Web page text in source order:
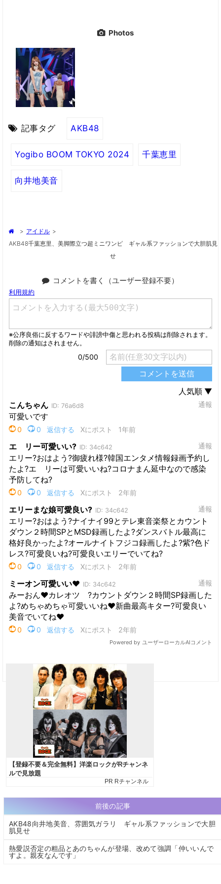
Photos
記事タグ AKB48
Yogibo BOOM TOKYO 2024 千葉恵里
向井地美音
> アイドル >
AKB48千葉恵里、美脚際立つ超ミニワンピ ギャル系ファッションで大胆肌見
せ
コメントを書く（ユーザー登録不要）
前後の記事
AKB48向井地美音、雰囲気ガラリ ギャル系ファッションで大胆
肌見せ
熱愛説否定の粗品とあのちゃんが登場、改めて強調「仲いいんで
すよ。親友なんです」